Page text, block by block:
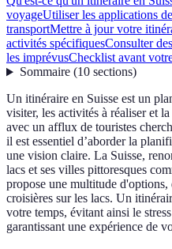
voyageUtiliser les applications
transportMettre à jour votre
activités spécifiquesConsulter
les imprévusChecklist avant
Sommaire(10 sections)
Un itinéraire en Suisse est un
visiter, les activités à réaliser et
avec un afflux de touristes
il est essentiel d’aborder la
une vision claire. La Suisse,
lacs et ses villes pittoresques
propose une multitude d'options,
croisières sur les lacs. Un
votre temps, évitant ainsi le
garantissant une expérience de